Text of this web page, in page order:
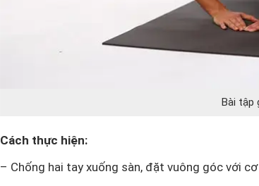
Bài tập
Cách thực hiện:
– Chống hai tay xuống sàn, đặt vuông góc với